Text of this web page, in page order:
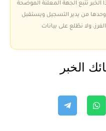
الخبر تتبع الجهة المعلنة الموضحة
من يدير التسجيل ويستقبل
ولا نطّلع على بيانات
الخبر